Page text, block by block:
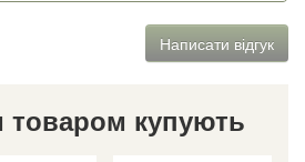
Написати відгук
товаром купують